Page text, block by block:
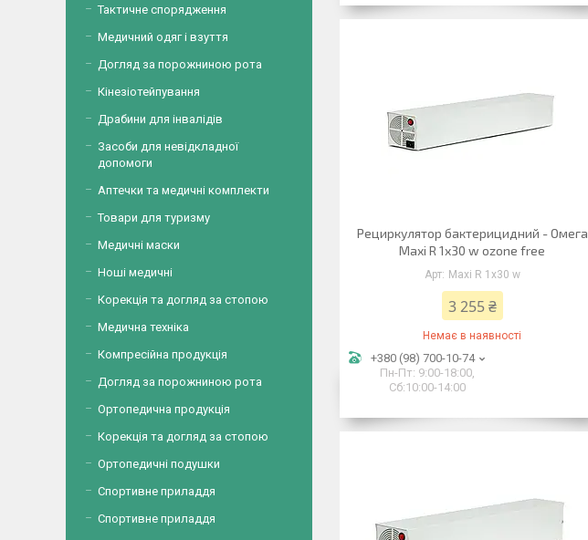
Рециркулятор бактерицидний - Омега
Maxi R 1х30 w ozone free
Maxi R 1х30 w
3 255 ₴
Немає в наявності
+380 (98) 700-10-74
Пн-Пт: 9:00-18:00,
Сб:10:00-14:00
Тактичне спорядження
Медичний одяг і взуття
Догляд за порожниною рота
Кінезіотейпування
Драбини для інвалідів
Засоби для невідкладної
допомоги
Аптечки та медичні комплекти
Товари для туризму
Медичні маски
Ноші медичні
Корекція та догляд за стопою
Медична техніка
Компресійна продукція
Догляд за порожниною рота
Ортопедична продукція
Корекція та догляд за стопою
Ортопедичні подушки
Спортивне приладдя
Спортивне приладдя